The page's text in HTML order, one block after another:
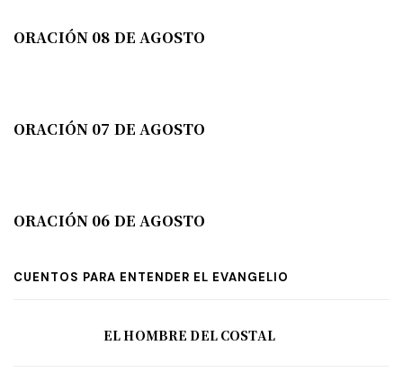
ORACIÓN 08 DE AGOSTO
ORACIÓN 07 DE AGOSTO
ORACIÓN 06 DE AGOSTO
CUENTOS PARA ENTENDER EL EVANGELIO
EL HOMBRE DEL COSTAL